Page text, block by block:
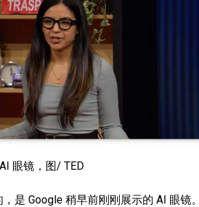
眼镜，图/ TED
是 Google 稍早前刚刚展示的 AI 眼镜